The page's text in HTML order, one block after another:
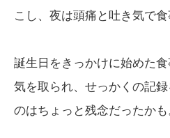
こし、夜は頭痛と吐き気で
誕生日をきっかけに始めた
気を取られ、せっかくの記
のはちょっと残念だったかも